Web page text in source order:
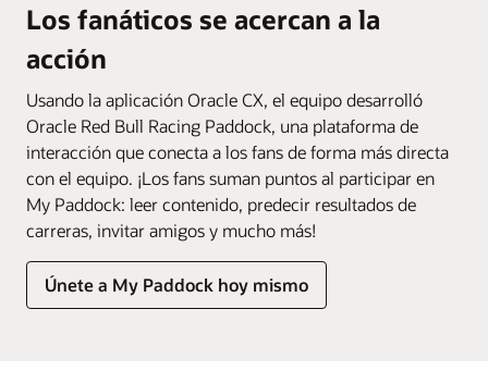
Los fanáticos se acercan a la
acción
Usando la aplicación Oracle CX, el equipo desarrolló
Oracle Red Bull Racing Paddock, una plataforma de
interacción que conecta a los fans de forma más directa
con el equipo. ¡Los fans suman puntos al participar en
My Paddock: leer contenido, predecir resultados de
carreras, invitar amigos y mucho más!
Únete a My Paddock hoy mismo